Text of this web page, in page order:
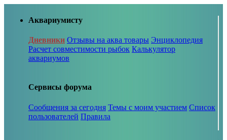
Аквариумисту
Дневники Отзывы на аква товары Энциклопедия
Расчет совместимости рыбок Калькулятор
аквариумов
Сервисы форума
Сообщения за сегодня Темы с моим участием Список
пользователей Правила